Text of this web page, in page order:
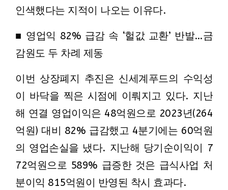
인색했다는 지적이 나오는 이유다.
■ 영업익 82% 급감 속 ‘헐값 교환’ 반발…금
감원도 두 차례 제동
이번 상장폐지 추진은 신세계푸드의 수익성
이 바닥을 찍은 시점에 이뤄지고 있다. 지난
해 연결 영업이익은 48억원으로 2023년(264
억원) 대비 82% 급감했고 4분기에는 60억원
의 영업손실을 냈다. 지난해 당기순이익이 7
72억원으로 589% 급증한 것은 급식사업 처
분이익 815억원이 반영된 착시 효과다.